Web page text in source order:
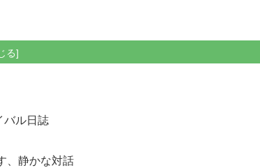
バル日誌
、静かな対話